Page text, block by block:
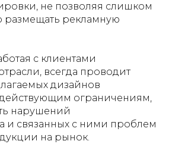
не позволяя слишком
размещать рекламную
с клиентами
всегда проводит
дизайнов
действующим ограничениям,
нарушений
и связанных с ними проблем
на рынок.